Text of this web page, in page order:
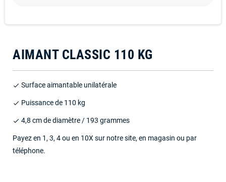
AIMANT CLASSIC 110 KG
done Surface aimantable unilatérale
done Puissance de 110 kg
done 4,8 cm de diamètre / 193 grammes
Payez en 1, 3, 4 ou en 10X sur notre site, en magasin ou par
téléphone.